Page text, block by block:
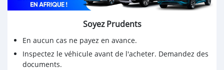
Soyez Prudents
En aucun cas ne payez en avance.
Inspectez le véhicule avant de l'acheter. Demandez des
documents.